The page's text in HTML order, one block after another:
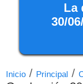
La
30/
Inicio / Principal /